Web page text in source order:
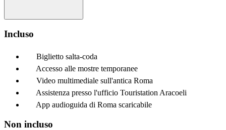
Incluso
Biglietto salta-coda
Accesso alle mostre temporanee
Video multimediale sull'antica Roma
Assistenza presso l'ufficio Touristation Aracoeli
App audioguida di Roma scaricabile
Non incluso